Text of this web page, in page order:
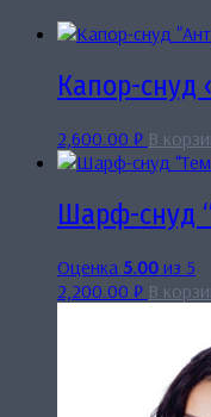
Капор-снуд
2,600.00 ₽ В
Шарф-снуд
Оценка 5.00 из 5
2,200.00 ₽ В